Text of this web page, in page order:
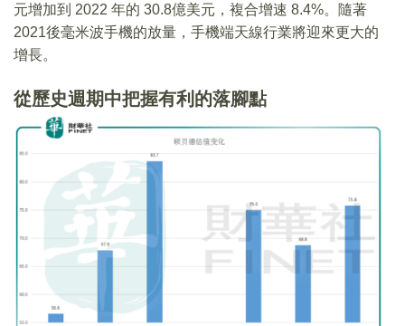
元增加到 2022 年的 30.8億美元，複合增速 8.4%。隨著
2021後毫米波手機的放量，手機端天線行業將迎來更大的
增長。
從歷史週期中把握有利的落腳點